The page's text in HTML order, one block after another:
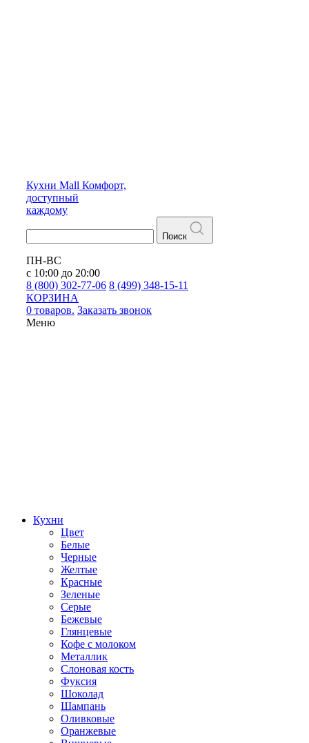
Кухни Mall Комфорт,
доступный
каждому
Поиск
ПН-ВС
с 10:00 до 20:00
8 (800) 302-77-06 8 (499) 348-15-11
КОРЗИНА
0 товаров. Заказать звонок
Меню
Кухни
Цвет
Белые
Черные
Желтые
Красные
Зеленые
Серые
Бежевые
Глянцевые
Кофе с молоком
Металлик
Слоновая кость
Фуксия
Шоколад
Шампань
Оливковые
Оранжевые